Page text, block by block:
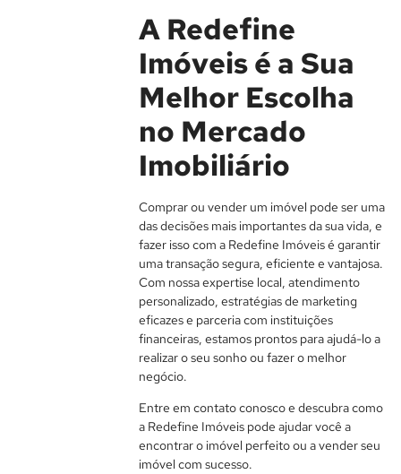
A Redefine
Imóveis é a Sua
Melhor Escolha
no Mercado
Imobiliário
Comprar ou vender um imóvel pode ser uma
das decisões mais importantes da sua vida, e
fazer isso com a Redefine Imóveis é garantir
uma transação segura, eficiente e vantajosa.
Com nossa expertise local, atendimento
personalizado, estratégias de marketing
eficazes e parceria com instituições
financeiras, estamos prontos para ajudá-lo a
realizar o seu sonho ou fazer o melhor
negócio.
Entre em contato conosco e descubra como
a Redefine Imóveis pode ajudar você a
encontrar o imóvel perfeito ou a vender seu
imóvel com sucesso.